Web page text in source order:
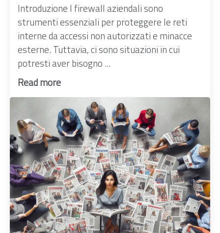
Introduzione I firewall aziendali sono
strumenti essenziali per proteggere le reti
interne da accessi non autorizzati e minacce
esterne. Tuttavia, ci sono situazioni in cui
potresti aver bisogno ...
Read more